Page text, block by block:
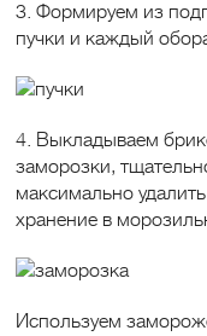
3. Формируем из
пучки и каждый
4. Выкладываем
заморозки,
максимально
хранение в
Используем